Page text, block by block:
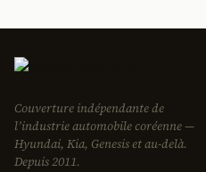
Couverture indépendante de
l’industrie automobile coréenne —
Hyundai, Kia, Genesis et au-delà.
Depuis 2011.